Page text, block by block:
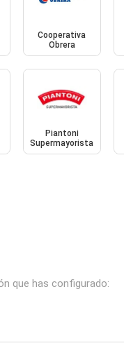
Cooperativa
Obrera
Piantoni
Supermayorista
que has configurado: